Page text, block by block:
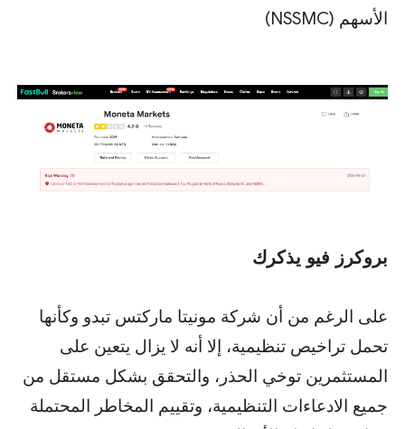
الأسهم (NSSMC)
بروكرز فيو يذكرك
على الرغم من أن شركة مونيتا ماركتس تبدو وكأنها
تحمل تراخيص تنظيمية، إلا أنه لا يزال يتعين على
المستثمرين توخي الحذر، والتحقق بشكل مستقل من
جميع الادعاءات التنظيمية، وتقييم المخاطر المحتملة